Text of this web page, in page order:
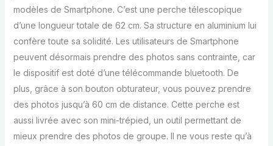
modèles de Smartphone. C’est une perche télescopique
d’une longueur totale de 62 cm. Sa structure en aluminium lui
confère toute sa solidité. Les utilisateurs de Smartphone
peuvent désormais prendre des photos sans contrainte, car
le dispositif est doté d’une télécommande bluetooth. De
plus, grâce à son bouton obturateur, vous pouvez prendre
des photos jusqu’à 60 cm de distance. Cette perche est
aussi livrée avec son mini-trépied, un outil permettant de
mieux prendre des photos de groupe. Il ne vous reste qu’à